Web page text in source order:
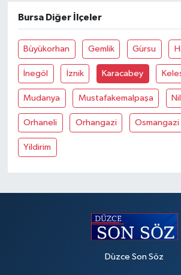
Bursa Diğer İlçeler
Büyükorhan Gemlik Gürsu
İnegöl İznik Karacabey
Mudanya Mustafakemalpaşa
Orhaneli Orhangazi Osmangazi
Yildirim
Düzce Son Söz